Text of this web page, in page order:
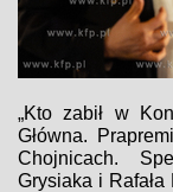
„Kto zabił w
Główna.
Chojnicach.
Grysiaka i Rafała